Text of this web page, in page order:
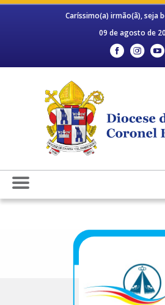
Caríssimo(a) irmão(ã), seja
09 de agosto de